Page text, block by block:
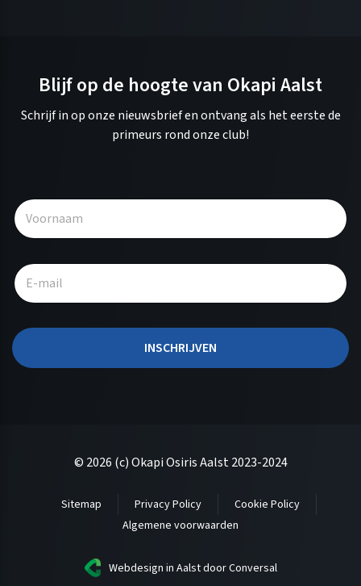
Blijf op de hoogte van Okapi Aalst
Schrijf in op onze nieuwsbrief en ontvang als het eerste de
primeurs rond onze club!
INSCHRIJVEN
l
r
t
© 2026 (c) Okapi Osiris Aalst 2023-2024
Sitemap Privacy Policy
Cookie Policy
Algemene voorwaarden
Webdesign in Aalstdoor Conversal